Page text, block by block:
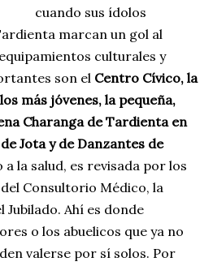
cuando sus ídolos
marcan un gol al
culturales y
son el Centro Cívico, la
más jóvenes, la pequeña,
Charanga de Tardienta en
Jota y de Danzantes de
a la salud, es revisada por los
Consultorio Médico, la
Ahí es donde
o los abuelicos que ya no
valerse por sí solos. Por